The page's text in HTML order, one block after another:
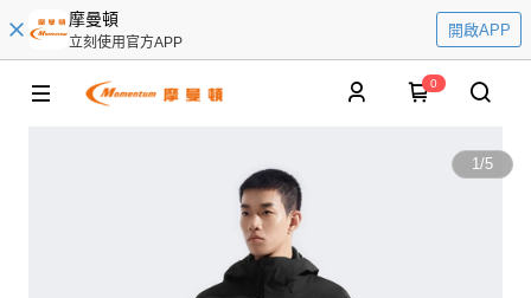
摩曼頓
立刻使用官方APP
開啟APP
0
1/5